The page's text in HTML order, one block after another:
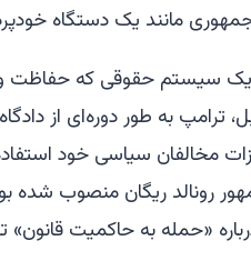
مانند یک دستگاه
یک سیستم حقوقی که حفاظت
ترامپ به طور دوره‌ای از
مخالفان سیاسی خود
ریگان منصوب شده
«حمله به حاکمیت